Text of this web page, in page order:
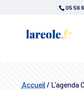
05 56
Accueil/L’agenda